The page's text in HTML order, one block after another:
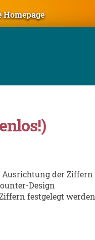
Homepage
Ausrichtung der Ziffern
Design
festgelegt werden